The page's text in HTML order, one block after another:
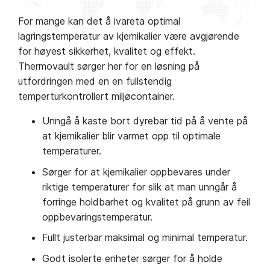
For mange kan det å ivareta optimal
lagringstemperatur av kjemikalier være avgjørende
for høyest sikkerhet, kvalitet og effekt.
Thermovault sørger her for en løsning på
utfordringen med en en fullstendig
temperturkontrollert miljøcontainer.
Unngå å kaste bort dyrebar tid på å vente på
at kjemikalier blir varmet opp til optimale
temperaturer.
Sørger for at kjemikalier oppbevares under
riktige temperaturer for slik at man unngår å
forringe holdbarhet og kvalitet på grunn av feil
oppbevaringstemperatur.
Fullt justerbar maksimal og minimal temperatur.
Godt isolerte enheter sørger for å holde